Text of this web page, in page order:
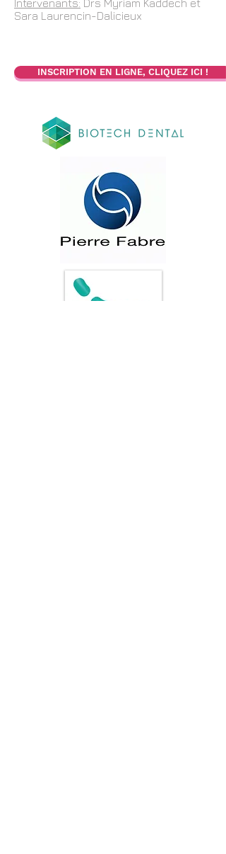
Intervenants: Drs Myriam Kaddech et
Sara Laurencin-Dalicieux
INSCRIPTION EN LIGNE, CLIQUEZ ICI !